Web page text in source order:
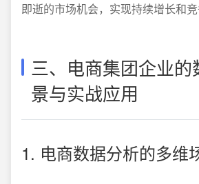
即逝的市场机会，实现持续增长和竞
三、电商集团企业的
景与实战应用
1. 电商数据分析的多维